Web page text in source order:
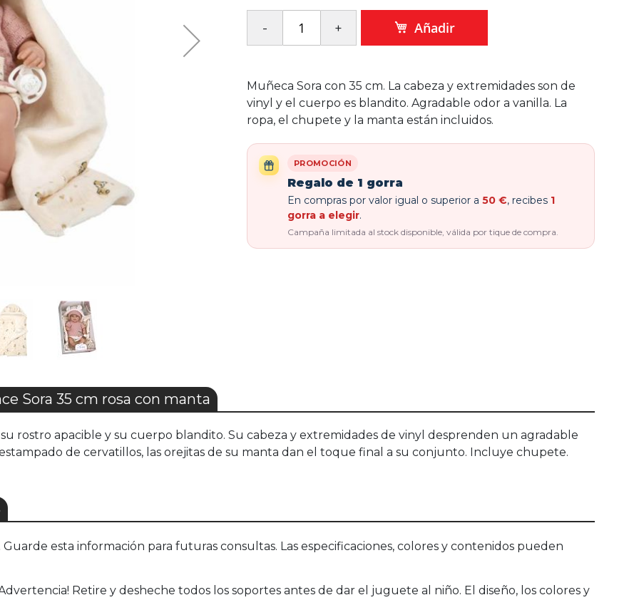
Añadir
Muñeca Sora con 35 cm. La cabeza y extremidades son de
vinyl y el cuerpo es blandito. Agradable odor a vanilla. La
ropa, el chupete y la manta están incluidos.
PROMOCIÓN
Regalo de 1 gorra
En compras por valor igual o superior a 50 €, recibes 1
gorra a elegir.
Campaña limitada al stock disponible, válida por tique de compra.
Sora 35 cm rosa con manta
su rostro apacible y su cuerpo blandito. Su cabeza y extremidades de vinyl desprenden un agradable
de cervatillos, las orejitas de su manta dan el toque final a su conjunto. Incluye chupete.
esta información para futuras consultas. Las especificaciones, colores y contenidos pueden
Retire y desheche todos los soportes antes de dar el juguete al niño. El diseño, los colores y